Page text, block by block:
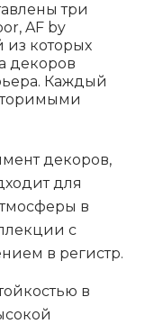
три
AF by
из которых
декоров
Каждый
декоров,
для
в
с
в регистр.
в